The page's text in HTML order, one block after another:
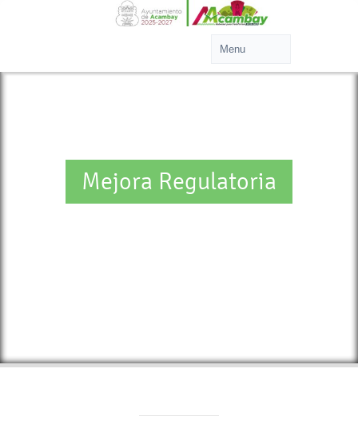
Mejora Regulatoria